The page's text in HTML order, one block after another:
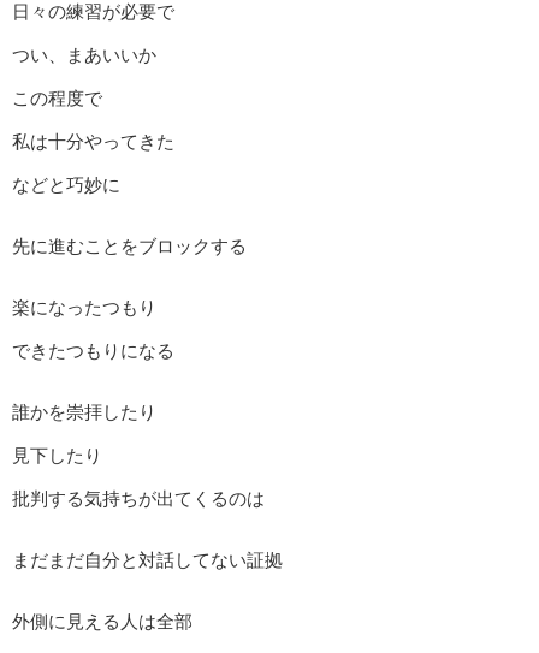
日々の練習が必要で
つい、まあいいか
この程度で
私は十分やってきた
などと巧妙に
先に進むことをブロックする
楽になったつもり
できたつもりになる
誰かを崇拝したり
見下したり
批判する気持ちが出てくるのは
まだまだ自分と対話してない証拠
外側に見える人は全部